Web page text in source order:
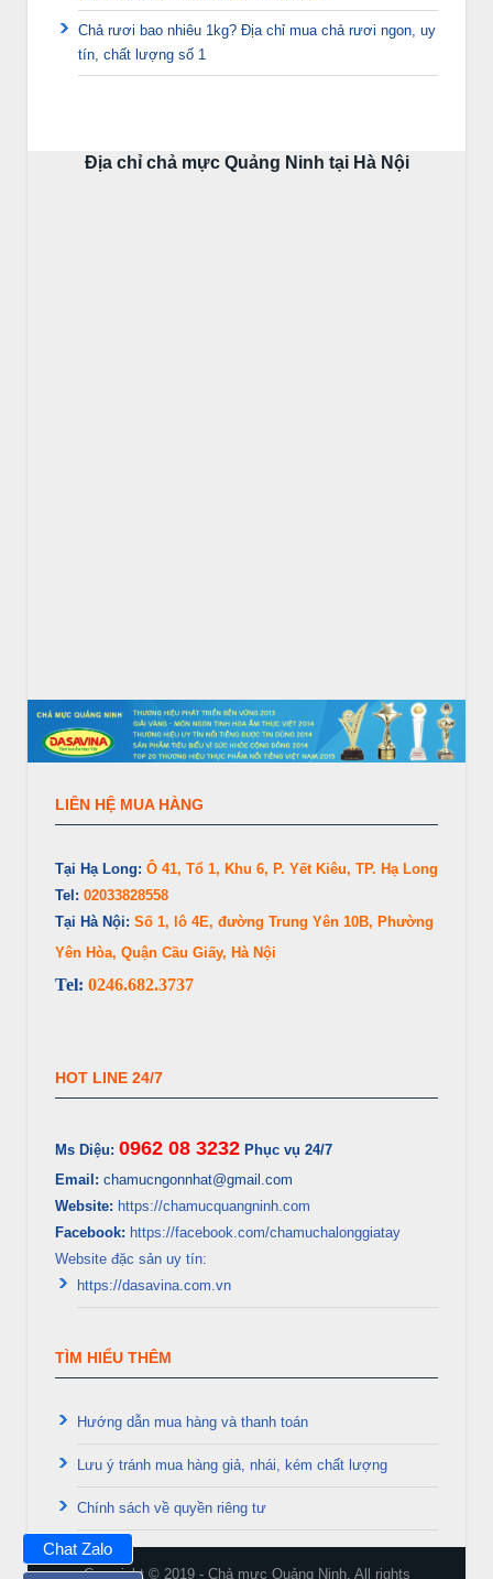
Chả rươi bao nhiêu 1kg? Địa chỉ mua chả rươi ngon, uy
tín, chất lượng số 1
Địa chỉ chả mực Quảng Ninh tại Hà Nội
LIÊN HỆ MUA HÀNG
Tại Hạ Long: Ô 41, Tổ 1, Khu 6, P. Yết Kiêu, TP. Hạ Long
Tel: 02033828558
Tại Hà Nội: Số 1, lô 4E, đường Trung Yên 10B, Phường
Yên Hòa, Quận Cầu Giấy, Hà Nội
Tel: 0246.682.3737
HOT LINE 24/7
Ms Diệu: 0962 08 3232 Phục vụ 24/7
Email: chamucngonnhat@gmail.com
Website: https://chamucquangninh.com
Facebook: https://facebook.com/chamuchalonggiatay
Website đặc sản uy tín:
https://dasavina.com.vn
TÌM HIỂU THÊM
Hướng dẫn mua hàng và thanh toán
Lưu ý tránh mua hàng giả, nhái, kém chất lượng
Chính sách về quyền riêng tư
Copyright © 2019 - Chả mực Quảng Ninh. All rights
Chat Zalo